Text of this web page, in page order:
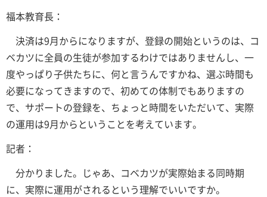
福本教育長：
決済は9月からになりますが、登録の開始というのは、コ
ベカツに全員の生徒が参加するわけではありませんし、一
度やっぱり子供たちに、何と言うんですかね、選ぶ時間も
必要になってきますので、初めての体制でもありますの
で、サポートの登録を、ちょっと時間をいただいて、実際
の運用は9月からということを考えています。
記者：
分かりました。じゃあ、コベカツが実際始まる同時期
に、実際に運用がされるという理解でいいですか。